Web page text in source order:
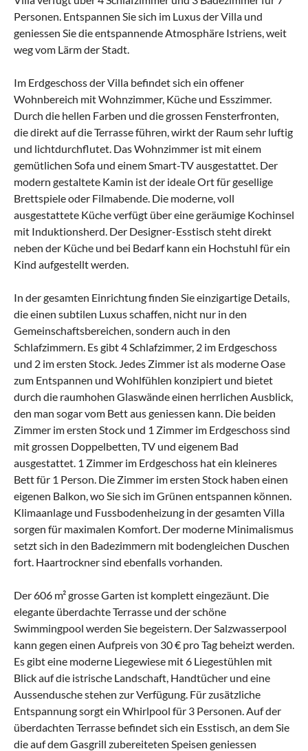
Personen. Entspannen Sie sich im Luxus der Villa und
geniessen Sie die entspannende Atmosphäre Istriens, weit
weg vom Lärm der Stadt.
Im Erdgeschoss der Villa befindet sich ein offener
Wohnbereich mit Wohnzimmer, Küche und Esszimmer.
Durch die hellen Farben und die grossen Fensterfronten,
die direkt auf die Terrasse führen, wirkt der Raum sehr luftig
und lichtdurchflutet. Das Wohnzimmer ist mit einem
gemütlichen Sofa und einem Smart-TV ausgestattet. Der
modern gestaltete Kamin ist der ideale Ort für gesellige
Brettspiele oder Filmabende. Die moderne, voll
ausgestattete Küche verfügt über eine geräumige Kochinsel
mit Induktionsherd. Der Designer-Esstisch steht direkt
neben der Küche und bei Bedarf kann ein Hochstuhl für ein
Kind aufgestellt werden.
In der gesamten Einrichtung finden Sie einzigartige Details,
die einen subtilen Luxus schaffen, nicht nur in den
Gemeinschaftsbereichen, sondern auch in den
Schlafzimmern. Es gibt 4 Schlafzimmer, 2 im Erdgeschoss
und 2 im ersten Stock. Jedes Zimmer ist als moderne Oase
zum Entspannen und Wohlfühlen konzipiert und bietet
durch die raumhohen Glaswände einen herrlichen Ausblick,
den man sogar vom Bett aus geniessen kann. Die beiden
Zimmer im ersten Stock und 1 Zimmer im Erdgeschoss sind
mit grossen Doppelbetten, TV und eigenem Bad
ausgestattet. 1 Zimmer im Erdgeschoss hat ein kleineres
Bett für 1 Person. Die Zimmer im ersten Stock haben einen
eigenen Balkon, wo Sie sich im Grünen entspannen können.
Klimaanlage und Fussbodenheizung in der gesamten Villa
sorgen für maximalen Komfort. Der moderne Minimalismus
setzt sich in den Badezimmern mit bodengleichen Duschen
fort. Haartrockner sind ebenfalls vorhanden.
Der 606 m² grosse Garten ist komplett eingezäunt. Die
elegante überdachte Terrasse und der schöne
Swimmingpool werden Sie begeistern. Der Salzwasserpool
kann gegen einen Aufpreis von 30 € pro Tag beheizt werden.
Es gibt eine moderne Liegewiese mit 6 Liegestühlen mit
Blick auf die istrische Landschaft, Handtücher und eine
Aussendusche stehen zur Verfügung. Für zusätzliche
Entspannung sorgt ein Whirlpool für 3 Personen. Auf der
überdachten Terrasse befindet sich ein Esstisch, an dem Sie
die auf dem Gasgrill zubereiteten Speisen geniessen